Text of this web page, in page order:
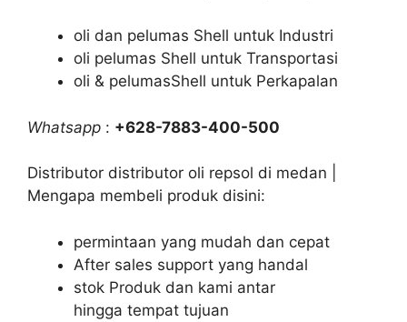
oli dan pelumas Shell untuk Industri
oli pelumas Shell untuk Transportasi
oli & pelumasShell untuk Perkapalan
Whatsapp : +628-7883-400-500
Distributor distributor oli repsol di medan |
Mengapa membeli produk disini:
permintaan yang mudah dan cepat
After sales support yang handal
stok Produk dan kami antar
hingga tempat tujuan